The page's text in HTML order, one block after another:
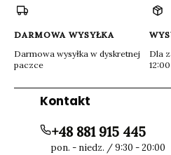
DARMOWA WYSYŁKA
Darmowa wysyłka w dyskretnej
paczce
Dla
12:00
Kontakt
+48 881 915 445
pon. - niedz. / 9:30 - 20:00